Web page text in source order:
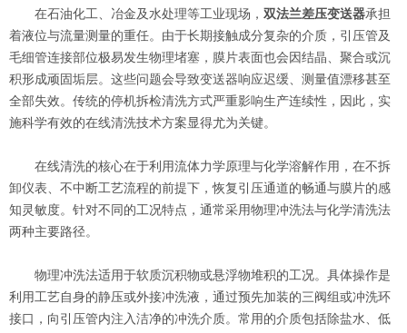
在石油化工、冶金及水处理等工业现场， 双法兰差压变送器承担
着液位与流量测量的重任。由于长期接触成分复杂的介质，引压管及
毛细管连接部位极易发生物理堵塞，膜片表面也会因结晶、聚合或沉
积形成顽固垢层。这些问题会导致变送器响应迟缓、测量值漂移甚至
全部失效。传统的停机拆检清洗方式严重影响生产连续性，因此，实
施科学有效的在线清洗技术方案显得尤为关键。
在线清洗的核心在于利用流体力学原理与化学溶解作用，在不拆
卸仪表、不中断工艺流程的前提下，恢复引压通道的畅通与膜片的感
知灵敏度。针对不同的工况特点，通常采用物理冲洗法与化学清洗法
两种主要路径。
物理冲洗法适用于软质沉积物或悬浮物堆积的工况。具体操作是
利用工艺自身的静压或外接冲洗液，通过预先加装的三阀组或冲洗环
接口，向引压管内注入洁净的冲洗介质。常用的介质包括除盐水、低